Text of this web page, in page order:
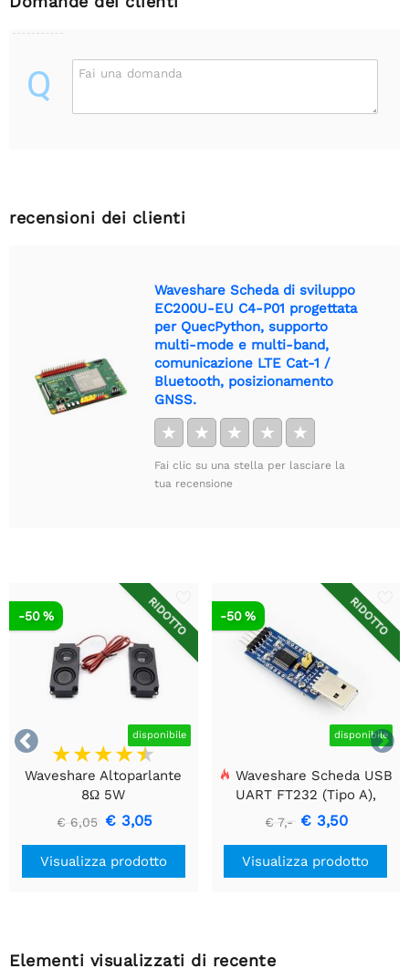
Q Fai una domanda
recensioni dei clienti
Waveshare Scheda di sviluppo
EC200U-EU C4-P01 progettata
per QuecPython, supporto
multi-mode e multi-band,
comunicazione LTE Cat-1 /
Bluetooth, posizionamento
GNSS.
★ ★ ★ ★ ★
Fai clic su una stella per lasciare la
tua recensione


RIDOTTO
disponibile
-50 %
Waveshare Altoparlante
8Ω 5W
€ 6,05 € 3,05
Visualizza prodotto
RIDOTTO
disponibile
-50 %
Waveshare Scheda USB
UART FT232 (Tipo A),
Modulo di Comunicazione
USB a TTL (UART)
€ 7,- € 3,50
Visualizza prodotto
Elementi visualizzati di recente